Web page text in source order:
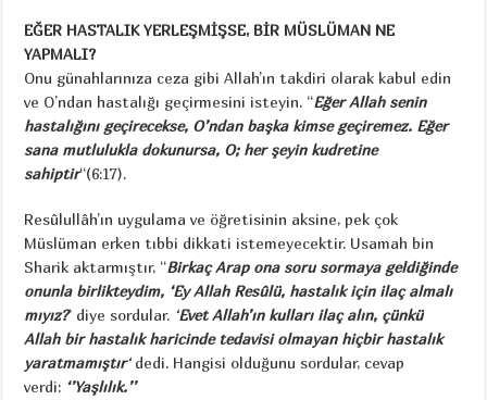
EĞER HASTALIK YERLEŞMİŞSE, BİR MÜSLÜMAN NE
YAPMALI?
Onu günahlarınıza ceza gibi Allah’ın takdiri olarak kabul edin
ve O’ndan hastalığı geçirmesini isteyin. “Eğer Allah senin
hastalığını geçirecekse, O’ndan başka kimse geçiremez. Eğer
sana mutlulukla dokunursa, O; her şeyin kudretine
sahiptir“(6:17).
Resûlullâh’ın uygulama ve öğretisinin aksine, pek çok
Müslüman erken tıbbi dikkati istemeyecektir. Usamah bin
Sharik aktarmıştır, “Birkaç Arap ona soru sormaya geldiğinde
onunla birlikteydim, ‘Ey Allah Resûlü, hastalık için ilaç almalı
mıyız?‘ diye sordular. ‘Evet Allah’ın kulları ilaç alın, çünkü
Allah bir hastalık haricinde tedavisi olmayan hiçbir hastalık
yaratmamıştır‘dedi. Hangisi olduğunu sordular, cevap
verdi: ‘’Yaşlılık.’’